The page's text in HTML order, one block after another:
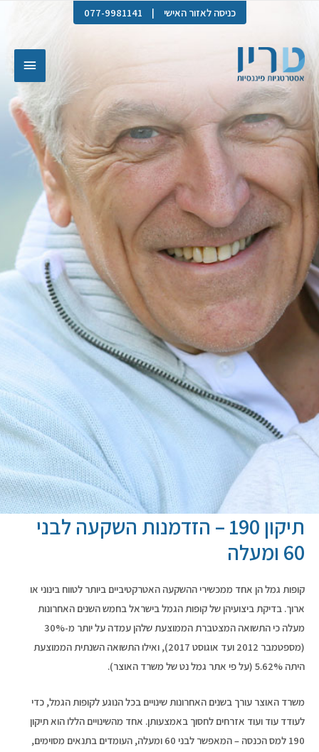
077-9981141 | כניסה לאזור האישי
תיקון 190 – הזדמנות השקעה לבני
60 ומעלה
קופות גמל הן אחד ממכשירי ההשקעה האטרקטיביים ביותר לטווח בינוני או
ארוך. בדיקת ביצועיהן של קופות הגמל בישראל בחמש השנים האחרונות
מעלה כי התשואה המצטברת הממוצעת שלהן עמדה על יותר מ-30%
(מספטמבר 2012 ועד אוגוסט 2017), ואילו התשואה השנתית הממוצעת
היתה 5.62% (על פי אתר גמל נט של משרד האוצר).
משרד האוצר עורך בשנים האחרונות שינויים בכל הנוגע לקופות הגמל, כדי
לעודד עוד ועוד אזרחים לחסוך באמצעותן. אחד מהשינויים הללו הוא תיקון
190 למס הכנסה – המאפשר לבני 60 ומעלה, העומדים בתנאים מסוימים,